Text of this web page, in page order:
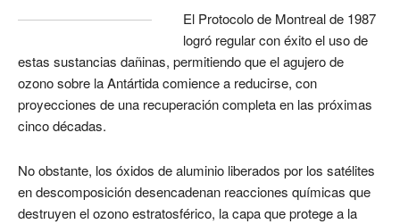
El Protocolo de Montreal de 1987
logró regular con éxito el uso de
estas sustancias dañinas, permitiendo que el agujero de
ozono sobre la Antártida comience a reducirse, con
proyecciones de una recuperación completa en las próximas
cinco décadas.
No obstante, los óxidos de aluminio liberados por los satélites
en descomposición desencadenan reacciones químicas que
destruyen el ozono estratosférico, la capa que protege a la